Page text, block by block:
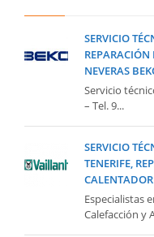
SERVICIO
NEVERAS
Servicio
– Tel. 9...
SERVICIO
TENERIFE,
Especialistas
Calefacción y